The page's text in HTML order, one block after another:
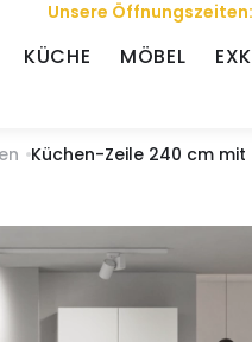
Unsere
KÜCHE MÖBEL
Küchen-Zeile 240 cm